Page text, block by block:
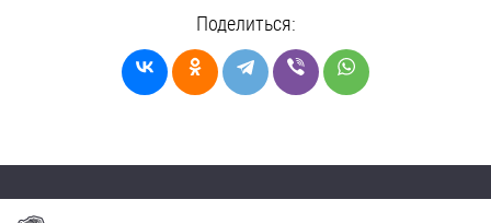
Поделиться: